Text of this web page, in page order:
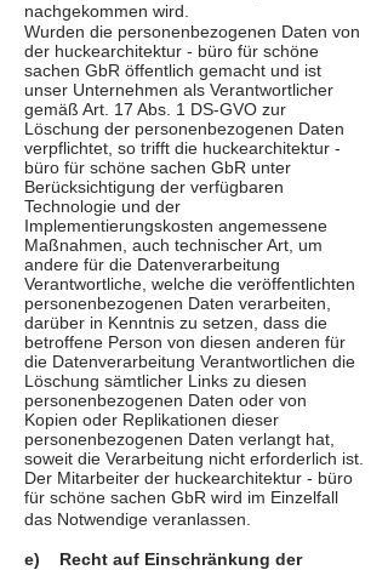
nachgekommen wird.
Wurden die personenbezogenen Daten von
der huckearchitektur - büro für schöne
sachen GbR öffentlich gemacht und ist
unser Unternehmen als Verantwortlicher
gemäß Art. 17 Abs. 1 DS-GVO zur
Löschung der personenbezogenen Daten
verpflichtet, so trifft die huckearchitektur -
büro für schöne sachen GbR unter
Berücksichtigung der verfügbaren
Technologie und der
Implementierungskosten angemessene
Maßnahmen, auch technischer Art, um
andere für die Datenverarbeitung
Verantwortliche, welche die veröffentlichten
personenbezogenen Daten verarbeiten,
darüber in Kenntnis zu setzen, dass die
betroffene Person von diesen anderen für
die Datenverarbeitung Verantwortlichen die
Löschung sämtlicher Links zu diesen
personenbezogenen Daten oder von
Kopien oder Replikationen dieser
personenbezogenen Daten verlangt hat,
soweit die Verarbeitung nicht erforderlich ist.
Der Mitarbeiter der huckearchitektur - büro
für schöne sachen GbR wird im Einzelfall
das Notwendige veranlassen.
e) Recht auf Einschränkung der